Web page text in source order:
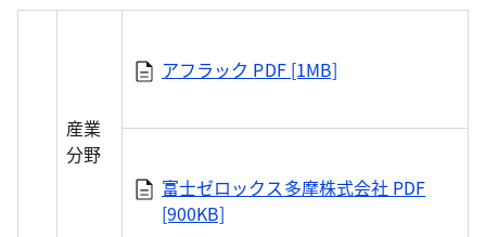
産業
分野
アフラック PDF [1MB]
富士ゼロックス多摩株式会社 PDF
[900KB]